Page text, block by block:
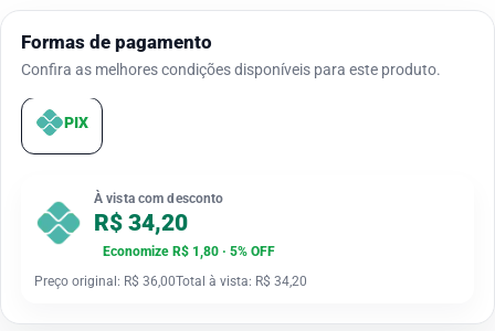
Formas de pagamento
Confira as melhores condições disponíveis para este produto.
PIX
À vista com desconto
R$ 34,20
Economize R$ 1,80 · 5% OFF
Preço original: R$ 36,00Total à vista: R$ 34,20